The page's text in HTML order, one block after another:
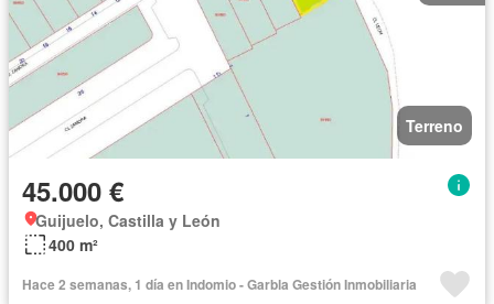
Terreno
45.000 €
Guijuelo, Castilla y León
400 m²
Hace 2 semanas, 1 día en Indomio - Garbla Gestión Inmobiliaria